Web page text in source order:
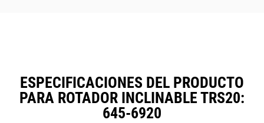
útil y simplificar el mantenimiento.
ESPECIFICACIONES DEL PRODUCTO
PARA ROTADOR INCLINABLE TRS20:
645-6920